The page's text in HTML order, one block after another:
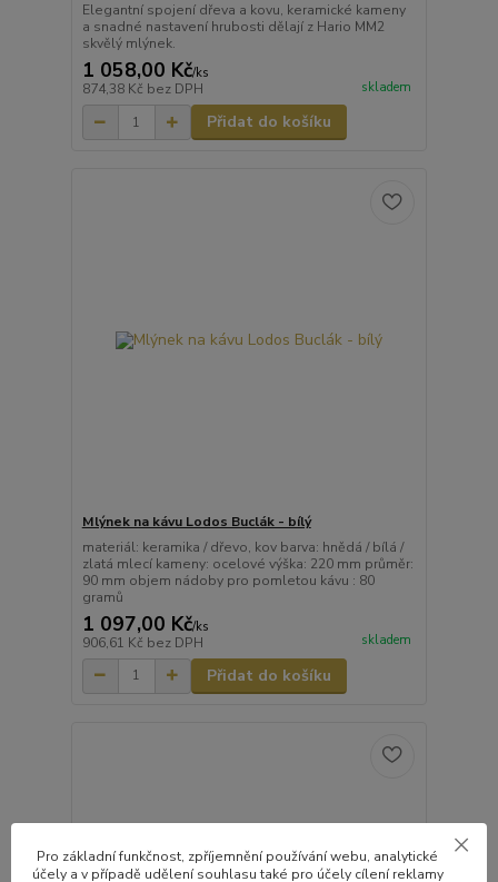
Elegantní spojení dřeva a kovu, keramické kameny
a snadné nastavení hrubosti dělají z Hario MM2
skvělý mlýnek.
1 058,00 Kč/ks
874,38 Kč bez DPH skladem
Přidat do košíku
Mlýnek na kávu Lodos Buclák - bílý
materiál: keramika / dřevo, kov barva: hnědá / bílá /
zlatá mlecí kameny: ocelové výška: 220 mm průměr:
90 mm objem nádoby pro pomletou kávu : 80
gramů
1 097,00 Kč/ks
906,61 Kč bez DPH skladem
Přidat do košíku
Pro základní funkčnost, zpříjemnění používání webu, analytické
účely a v případě udělení souhlasu také pro účely cílení reklamy